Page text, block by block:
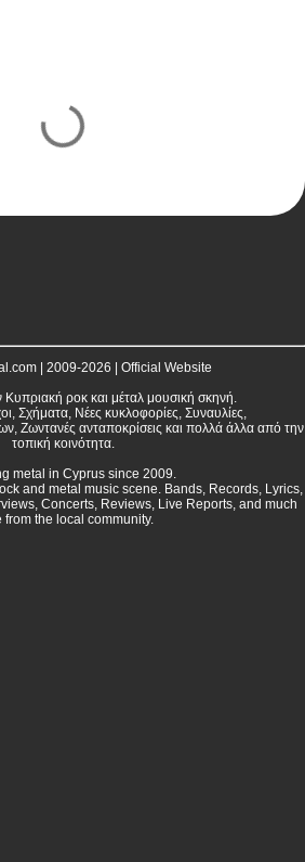
| 2009-2026 | Official Website
ροκ και μέταλ μουσική σκηνή.
Σχήματα, Νέες κυκλοφορίες, Συναυλίες,
Ζωντανές ανταποκρίσεις και πολλά άλλα από την
τοπική κοινότητα.
metal in Cyprus since 2009.
and metal music scene. Bands, Records, Lyrics,
Concerts, Reviews, Live Reports, and much
from the local community.